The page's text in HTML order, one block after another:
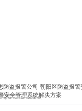
防盗报警公司-朝阳区防盗报
安全管理系统解决方案